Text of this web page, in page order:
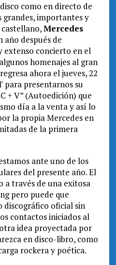
como en directo de
grandes, importantes y
Mercedes
año después de
extenso concierto en el
homenajes al gran
ahora el jueves, 22
para presentarnos su
+ V” (Autoedición) que
día a la venta y así lo
la propia Mercedes en
de la primera
ante uno de los
del presente año. El
a través de una exitosa
pero puede que
discográfico oficial sin
contactos iniciados al
idea proyectada por
en disco-libro, como
rockera y poética.